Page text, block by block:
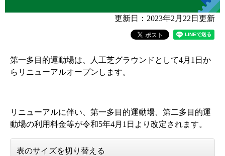
更新日：2023年2月22日更新
第一多目的運動場は、人工芝グラウンドとして4月1日か
らリニューアルオープンします。
リニューアルに伴い、第一多目的運動場、第二多目的運
動場の利用料金等が令和5年4月1日より改定されます。
表のサイズを切り替える